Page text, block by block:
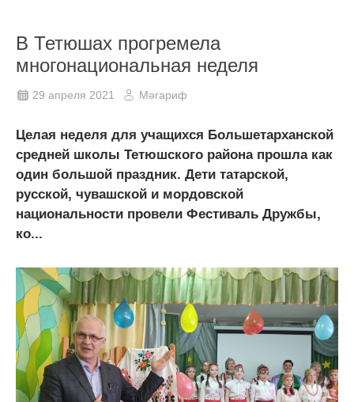
В Тетюшах прогремела
многонациональная неделя
29 апреля 2021 Мәгариф
Целая неделя для учащихся Большетарханской
средней школы Тетюшского района прошла как
один большой праздник. Дети татарской,
русской, чувашской и мордовской
национальности провели Фестиваль Дружбы,
ко...